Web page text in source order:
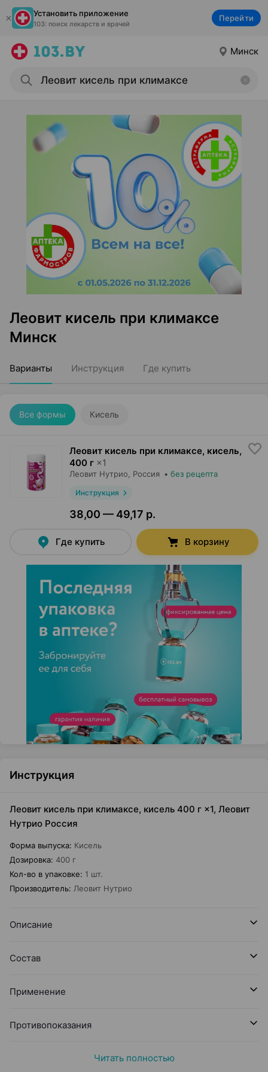
Установить приложение
103: поиск лекарств и врачей
Перейти
Минск
Леовит кисель при климаксе
Минск
Варианты Инструкция Где купить
Все формы Кисель
Леовит кисель при климаксе, кисель,
400 г ×1
Леовит Нутрио , Россия • без рецепта
Инструкция
38,00 — 49,17 р.
Где купить В корзину
Инструкция
Леовит кисель при климаксе, кисель 400 г ×1, Леовит
Нутрио Россия
Форма выпуска: Кисель
Дозировка: 400 г
Кол-во в упаковке: 1 шт.
Производитель: Леовит Нутрио
Описание
Состав
Применение
Противопоказания
Читать полностью